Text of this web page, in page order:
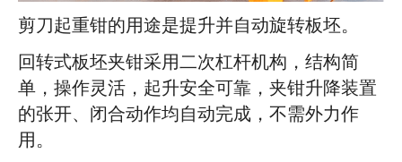
剪刀起重钳的用途是提升并自动旋转板坯。
回转式板坯夹钳采用二次杠杆机构，结构简
单，操作灵活，起升安全可靠，夹钳升降装置
的张开、闭合动作均自动完成，不需外力作
用。